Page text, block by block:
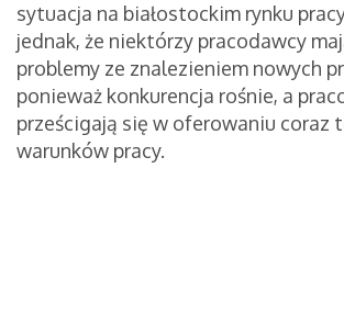
sytuacja na białostockim rynku
jednak, że niektórzy pracodawcy
problemy ze znalezieniem nowych
ponieważ konkurencja rośnie, a
prześcigają się w oferowaniu coraz
warunków pracy.